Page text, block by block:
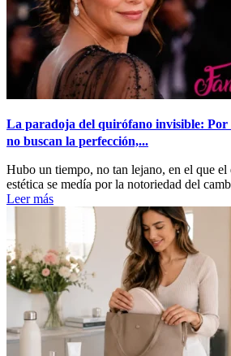
La paradoja del quirófano invisible: Por
no buscan la perfección,...
Hubo un tiempo, no tan lejano, en el que
estética se medía por la notoriedad del
Leer más